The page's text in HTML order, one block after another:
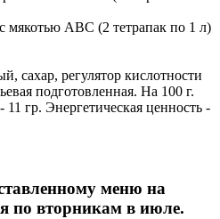
ABC (2 тетрапак по 1 л)
сахар, регулятор кислотности
подготовленная. На 100 г.
гр. Энергетическая ценность -
меню на
по вторникам в июле.